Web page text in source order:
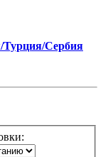
Турция/Сербия